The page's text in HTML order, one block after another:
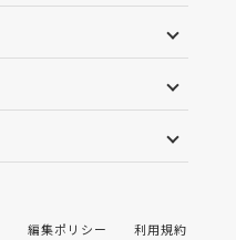
編集ポリシー 利用規約